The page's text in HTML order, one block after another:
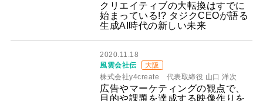
クリエイティブの大転換はすでに
始まっている!? タジクCEOが語る
生成AI時代の新しい未来
2020.11.18
風雲会社伝
大阪
株式会社y4create 代表取締役 山口 洋次
広告やマーケティングの観点で、
目的や課題を達成する映像作りを